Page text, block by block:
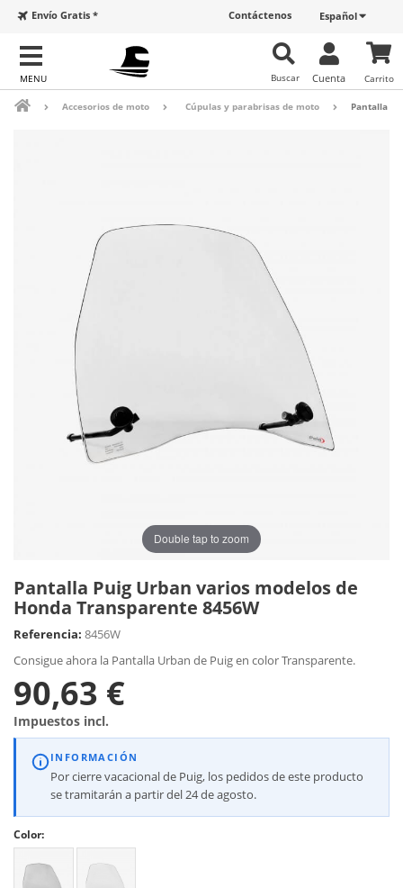
Español
Contáctenos
Envío Gratis *
Carrito
Cuenta
Buscar
Accesorios de moto Cúpulas y parabrisas de moto Pantalla
Double tap to zoom
Pantalla Puig Urban varios modelos de
Honda Transparente 8456W
Referencia: 8456W
Consigue ahora la Pantalla Urban de Puig en color Transparente.
90,63 €
Impuestos incl.
INFORMACIÓN
Por cierre vacacional de Puig, los pedidos de este producto
se tramitarán a partir del 24 de agosto.
Color: